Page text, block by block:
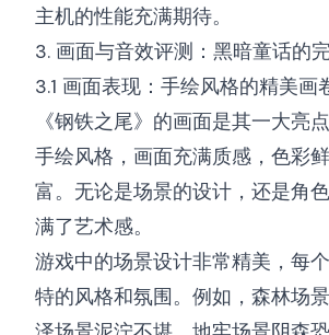
主机的性能充满期待。
3. 画面与音效评测：黑暗童话的
3.1 画面表现：手绘风格的精美画
《钢铁之尾》的画面是其一大亮
手绘风格，画面充满质感，色彩
富。无论是场景的设计，还是角
满了艺术感。
游戏中的场景设计非常精美，每
特的风格和氛围。例如，森林场